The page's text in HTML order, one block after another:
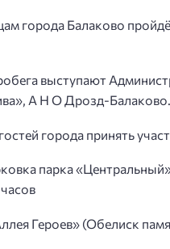
города Балаково
выступают
А Н О Дрозд-Балаково.
города принять
парка
Героев» (Обелиск